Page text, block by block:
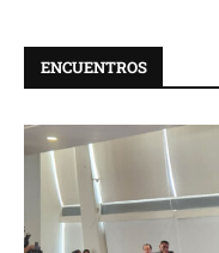
ENCUENTROS